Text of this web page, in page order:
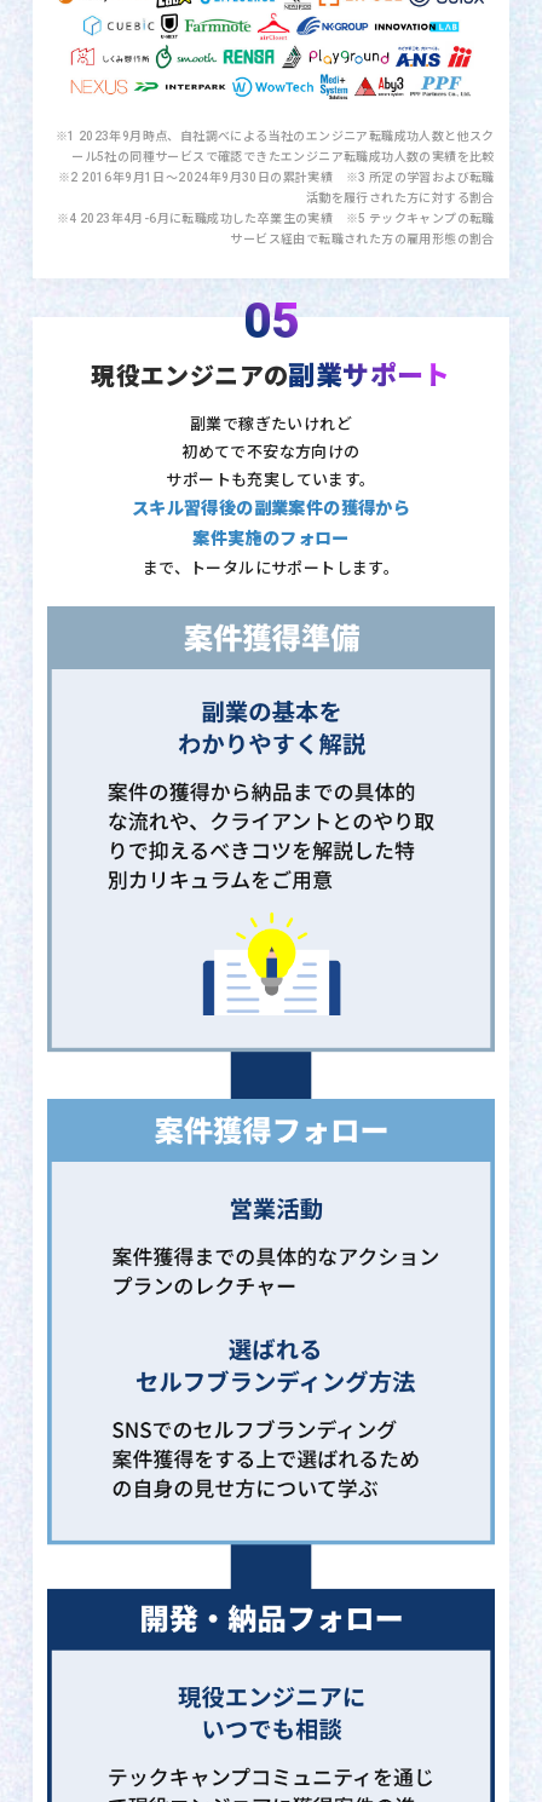
※1 2023年9月時点、自社調べによる当社のエンジニア転職成功人数と他スク
ール5社の同種サービスで確認できたエンジニア転職成功人数の実績を比較
※2 2016年9月1日〜2024年9月30日の累計実績 ※3 所定の学習および転職
活動を履行された方に対する割合
※4 2023年4月-6月に転職成功した卒業生の実績 ※5 テックキャンプの転職
サービス経由で転職された方の雇用形態の割合
05
現役エンジニアの副業サポート
副業で稼ぎたいけれど
初めてで不安な方向けの
サポートも充実しています。
スキル習得後の副業案件の獲得から
案件実施のフォロー
まで、トータルにサポートします。